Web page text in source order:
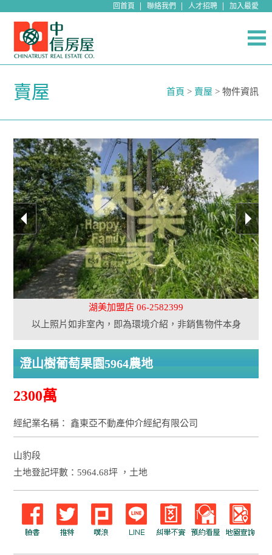
回首頁 聯絡我們 人才招聘 加入最愛
賣屋 首頁 > 賣屋 > 物件資訊
湖美加盟店 06-2582399
以上照片如非室內，即為環境介紹，非銷售物件本身
澄山樹葡萄果園5964農地
2300萬
經紀業名稱： 鑫東亞不動產仲介經紀有限公司
山豹段
土地登記坪數：5964.68坪 ，土地